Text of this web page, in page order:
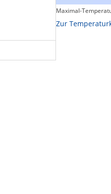
Maximal-
Zur